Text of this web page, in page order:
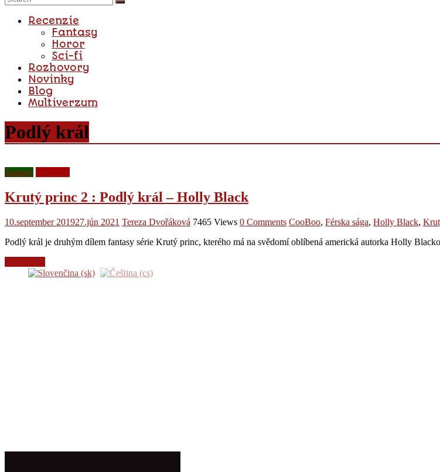
Recenzie
Fantasy
Horor
Sci-fi
Rozhovory
Novinky
Blog
Multiverzum
Podlý král
Fantasy
Krutý princ 2 : Podlý král – Holly Black
10.september 201927.jún 2021 Tereza Dvořáková 7465 Views 0 Comments CooBoo, Férska sága, Holly Black,
Podlý král je druhým dílem fantasy série Krutý princ, kterého má na svědomí oblíbená americká autorka Holly